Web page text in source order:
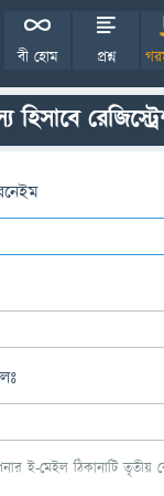
বী হোম প্রশ্ন
হিসাবে
ই-মেইল ঠিকানাটি তৃতীয়